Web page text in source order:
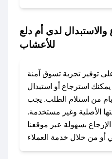
المفضل؟
على توفير الكوبونات في
أسرع وقت ممكن.
### كيف تحصل على كوبونات خصم حصرية من أم
دلع للأعشاب؟
وخصومات حصرية، قم بما
يلي:
- اضغط على أيقونة متابعة لمتجر أم دلع للأعشاب
في تطبيق صحصح.
والاستبدال لدى أم دلع
للأعشاب
توفير تجربة تسوق آمنة
استرجاع أو استبدال
مجانًا خلال 7 أيام من استلام الطلب. يجب
الأصلية وغير مستخدمة.
بسهولة عبر موقعنا